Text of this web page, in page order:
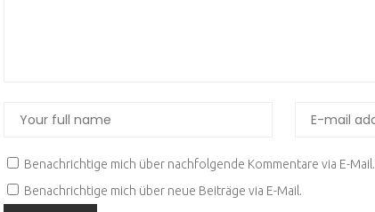
Benachrichtige mich über nachfolgende Kommentare via E-Mail.
Benachrichtige mich über neue Beiträge via E-Mail.